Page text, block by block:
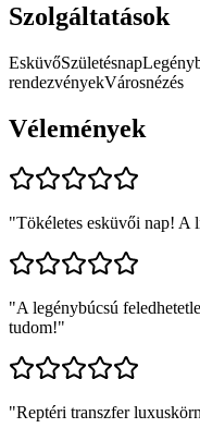
Szolgáltatások
EsküvőSzületésnap
rendezvényekVárosnézés
Vélemények
"Tökéletes esküvői nap!
"A legénybúcsú
tudom!"
"Reptéri transzfer